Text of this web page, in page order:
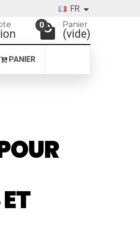
FR
0 Panier
(vide)
PANIER